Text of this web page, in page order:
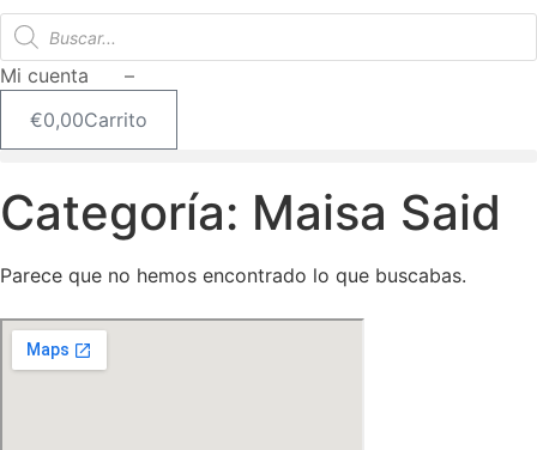
Búsqueda
de
productos
Mi cuenta –
€0,00Carrito
Categoría: Maisa Said
Parece que no hemos encontrado lo que buscabas.